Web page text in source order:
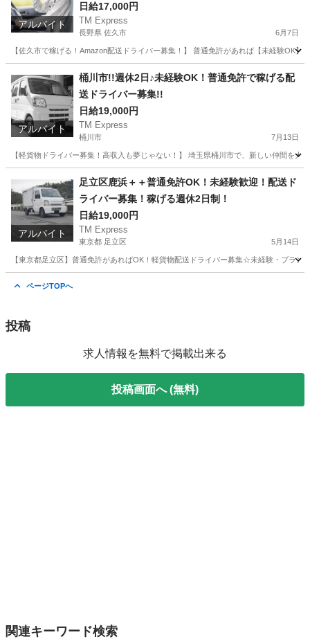
アルバイト
タル・
日給17,000円
TM Express
長野県 佐久市 6月7日
【佐久市で稼げる！Amazon配送ドライバー募集！】 普通免許があれば【未経験OK
ドライバー Amazon
アルバイト
桶川市!!週休2日♪未経験OK！普通免許で稼げる配
送ドライバー募集!!
日給19,000円
TM Express
桶川市 7月13日
【軽貨物ドライバー募集！高収入も夢じゃない！】 埼玉県桶川市で、新しい仲間を
ドライバー 社用車
アルバイト
足立区鹿浜＋＋普通免許OK！未経験歓迎！配送ド
ライバー募集！稼げる週休2日制！
日給19,000円
TM Express
東京都 足立区 5月14日
【東京都足立区】普通免許があればOK！軽貨物配送ドライバー募集☆未経験・ブラ
ページTOPへ
投稿
求人情報を無料で掲載出来る
投稿画面へ (無料)
関連キーワード検索